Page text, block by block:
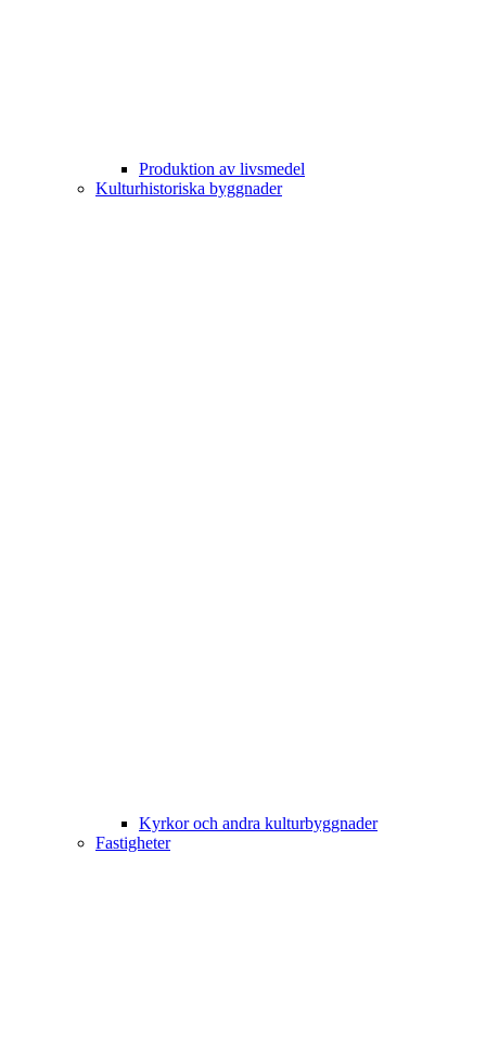
Produktion av livsmedel
Kulturhistoriska byggnader
Kyrkor och andra kulturbyggnader
Fastigheter